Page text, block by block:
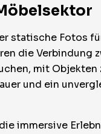
statische Fotos
die Verbindung
mit
und ein
immersive